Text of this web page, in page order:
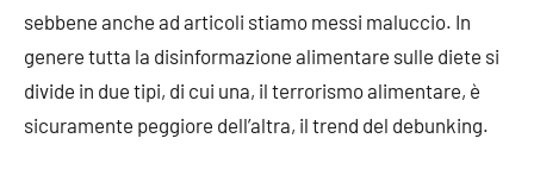
sebbene anche ad articoli stiamo messi maluccio. In
genere tutta la disinformazione alimentare sulle diete si
divide in due tipi, di cui una, il terrorismo alimentare, è
sicuramente peggiore dell’altra, il trend del debunking.